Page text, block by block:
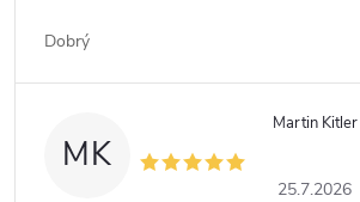
Dobrý
MK
Martin Kitler
25.7.2026